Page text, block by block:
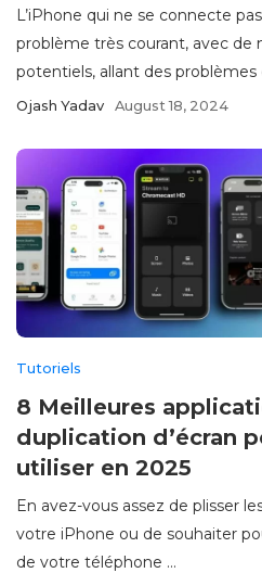
L’iPhone qui ne se connecte
problème très courant, avec de
potentiels, allant des problèmes
Ojash Yadav August 18, 2024
Tutoriels
8 Meilleures
duplication d’écran
utiliser en 2025
En avez-vous assez de plisser
votre iPhone ou de souhaiter
de votre téléphone ...